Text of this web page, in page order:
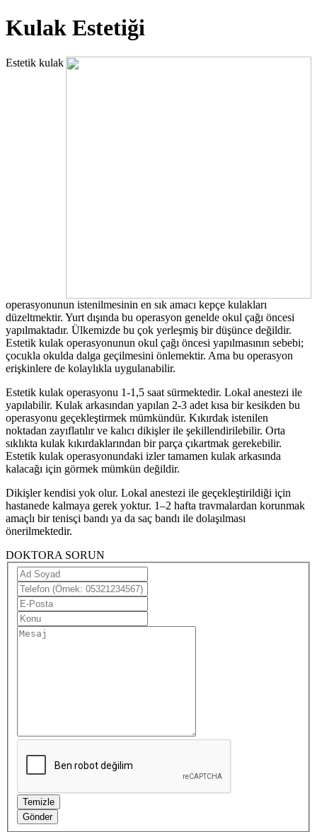
Kulak Estetiği
Estetik kulak
operasyonunun istenilmesinin en sık amacı kepçe kulakları
düzeltmektir. Yurt dışında bu operasyon genelde okul çağı öncesi
yapılmaktadır. Ülkemizde bu çok yerleşmiş bir düşünce değildir.
Estetik kulak operasyonunun okul çağı öncesi yapılmasının sebebi;
çocukla okulda dalga geçilmesini önlemektir. Ama bu operasyon
erişkinlere de kolaylıkla uygulanabilir.
Estetik kulak operasyonu 1-1,5 saat sürmektedir. Lokal anestezi ile
yapılabilir. Kulak arkasından yapılan 2-3 adet kısa bir kesikden bu
operasyonu geçekleştirmek mümkündür. Kıkırdak istenilen
noktadan zayıflatılır ve kalıcı dikişler ile şekillendirilebilir. Orta
sıklıkta kulak kıkırdaklarından bir parça çıkartmak gerekebilir.
Estetik kulak operasyonundaki izler tamamen kulak arkasında
kalacağı için görmek mümkün değildir.
Dikişler kendisi yok olur. Lokal anestezi ile geçekleştirildiği için
hastanede kalmaya gerek yoktur. 1–2 hafta travmalardan korunmak
amaçlı bir tenisçi bandı ya da saç bandı ile dolaşılması
önerilmektedir.
DOKTORA SORUN